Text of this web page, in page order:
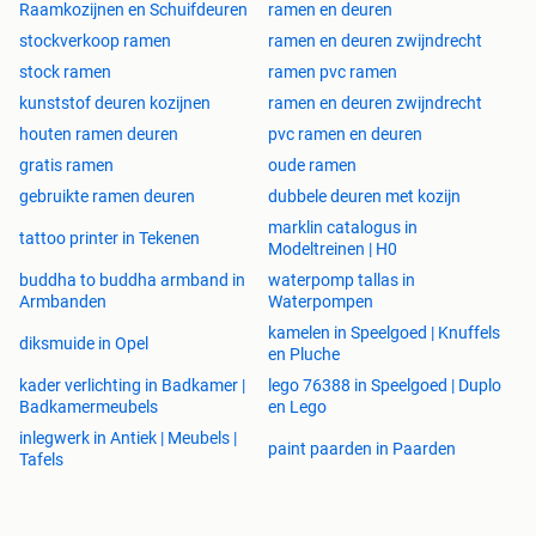
Vaste ramen wit, antracietgrijs of kwarts grijs, zwart 9005
400x2100 vast raam
900x2100 vast raam
1100x2100 vast raam
1300x2100vast raam
1500x2100 vast raam
1700x2100 vast raam
1980X2100 vast raam
980x400 vast raam
1980x500 vast raam
2000x400 vast raam
2380x500 vast raam
2480x500 vast raam
2780x500 vast raam
2980x500 vast raam
Raamkozijnen en Schuifdeuren
ramen en deuren
stockverkoop ramen
ramen en deuren zwijndrecht
stock ramen
ramen pvc ramen
kunststof deuren kozijnen
ramen en deuren zwijndrecht
houten ramen deuren
pvc ramen en deuren
gratis ramen
oude ramen
gebruikte ramen deuren
dubbele deuren met kozijn
tattoo printer in Tekenen
marklin catalogus in
Modeltreinen | H0
buddha to buddha armband in
Armbanden
waterpomp tallas in
Waterpompen
diksmuide in Opel
kamelen in Speelgoed | Knuffels
en Pluche
kader verlichting in Badkamer |
Badkamermeubels
lego 76388 in Speelgoed | Duplo
en Lego
inlegwerk in Antiek | Meubels |
Tafels
paint paarden in Paarden